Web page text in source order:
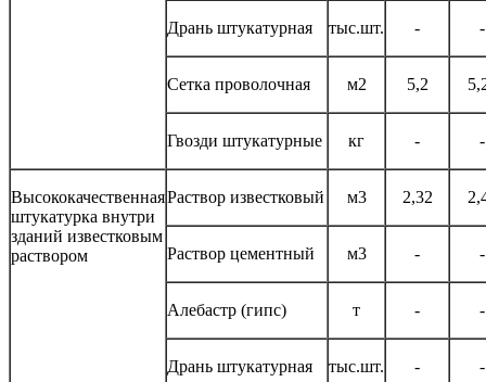
Дрань штукатурная тыс.шт. - -
Сетка проволочная м2 5,2
Гвозди штукатурные кг - -
Высококачественная
штукатурка внутри
зданий известковым
раствором
Раствор известковый м3 2,32
Раствор цементный м3 - -
Алебастр (гипс) т - -
Дрань штукатурная тыс.шт. - -